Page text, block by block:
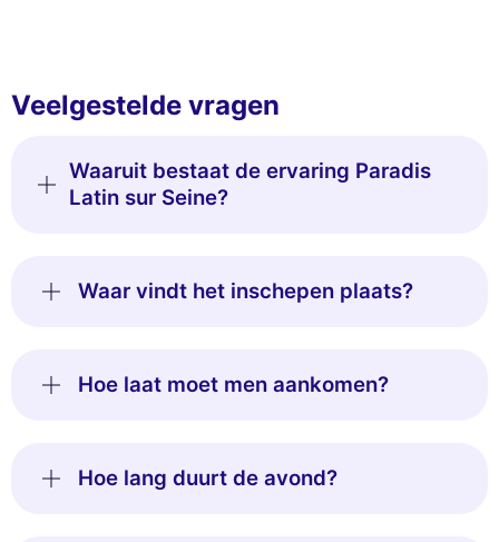
Veelgestelde vragen
Waaruit bestaat de ervaring Paradis
Latin sur Seine?
Waar vindt het inschepen plaats?
Hoe laat moet men aankomen?
Hoe lang duurt de avond?